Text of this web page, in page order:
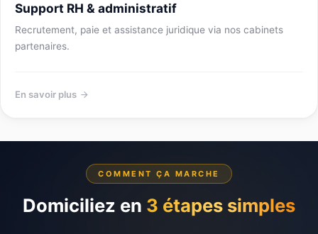
Support RH & administratif
Recrutement, paie et assistance juridique via nos cabinets
partenaires.
En savoir plus
COMMENT ÇA MARCHE
Domiciliez en 3 étapes simples